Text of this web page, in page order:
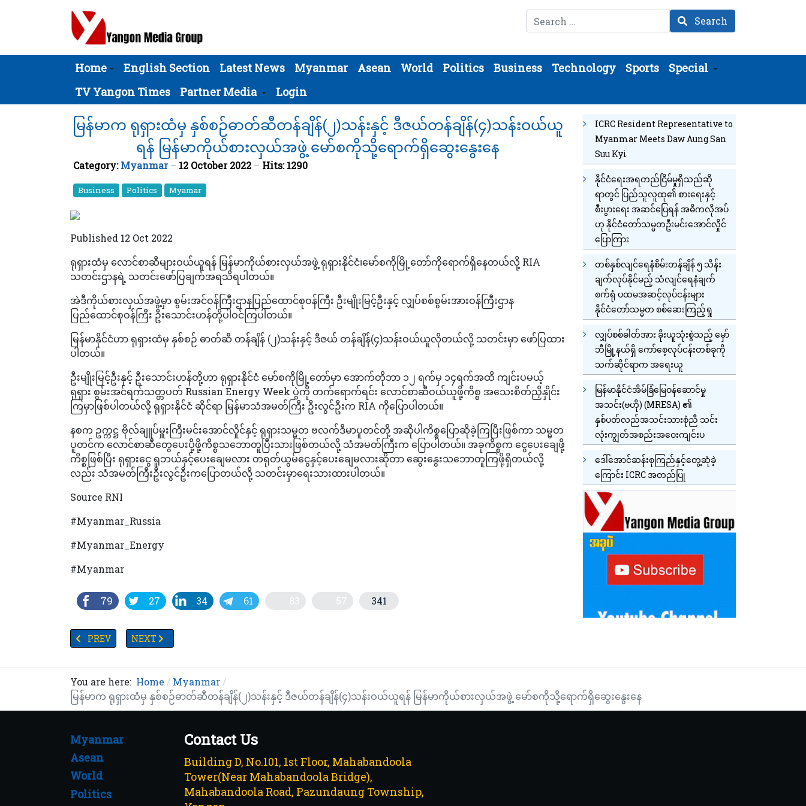
Search Search
Home English Section Latest News Myanmar Asean World Politics Business Technology Sports
Special
TV Yangon Times
Partner Media Login
မြန်မာက ရုရှားထံမှ နှစ်စဉ်ဓာတ်ဆီတန်ချိန်(၂)သန်းနှင့် ဒီဇယ်တန်ချိန်(၄)သန်းဝယ်ယူ
ရန် မြန်မာကိုယ်စားလှယ်အဖွဲ့ မော်စကိုသို့ရောက်ရှိဆွေးနွေးနေ
Category:Myanmar 12 October 2022 Hits: 1290
Business Politics Myamar
Published 12 Oct 2022
ရုရှားထံမှ လောင်စာဆီများဝယ်ယူရန် မြန်မာကိုယ်စားလှယ်အဖွဲ့ ရုရှားနိုင်ငံ၊မော်စကိုမြို့တော်ကိုရောက်ရှိနေတယ်လို့ RIA
သတင်းဌာနရဲ့ သတင်းဖော်ပြချက်အရသိရပါတယ်။
အဲဒီကိုယ်စားလှယ်အဖွဲ့မှာ စွမ်းအင်ဝန်ကြီးဌာနပြည်ထောင်စုဝန်ကြီး ဦးမျိုးမြင့်ဦးနှင့် လျှပ်စစ်စွမ်းအားဝန်ကြီးဌာန
ပြည်ထောင်စုဝန်ကြီး ဦးသောင်းဟန်တို့ပါဝင်ကြပါတယ်။
မြန်မာနိုင်ငံဟာ ရုရှားထံမှ နှစ်စဉ် ဓာတ်ဆီ တန်ချိန် (၂)သန်းနှင့် ဒီဇယ် တန်ချိန်(၄)သန်းဝယ်ယူလိုတယ်လို့ သတင်းမှာ ဖော်ပြထား
ပါတယ်။
ဦးမျိုးမြင့်ဦးနှင့် ဦးသောင်းဟန်တို့ဟာ ရုရှားနိုင်ငံ မော်စကိုမြို့တော်မှာ အောက်တိုဘာ ၁၂ ရက်မှ ၁၄ရက်အထိ ကျင်းပမယ့်
ရုရှား စွမ်းအင်ရက်သတ္တပတ် Russian Energy Week ပွဲကို တက်ရောက်ရင်း လောင်စာဆီဝယ်ယူဖို့ကိစ္စ အသေးစိတ်ညှိနှိုင်း
ကြမှာဖြစ်ပါတယ်လို့ ရုရှားနိုင်ငံ ဆိုင်ရာ မြန်မာသံအမတ်ကြီး ဦးလွင်ဦးက RIA ကိုပြောပါတယ်။
နစက ဥက္ကဋ္ဌ ဗိုလ်ချူပ်မှူးကြီးမင်းအောင်လှိုင်နှင့် ရုရှားသမ္မတ ဗလက်ဒီမာပူတင်တို့ အဆိုပါကိစ္စပြောဆိုခဲ့ကြပြီးဖြစ်ကာ သမ္မတ
ပူတင်က လောင်စာဆီတွေပေးပို့ဖို့ကိစ္စသဘောတူပြီးသားဖြစ်တယ်လို့ သံအမတ်ကြီးက ပြောပါတယ်။ အခုကိစ္စက ငွေပေးချေဖို့
ကိစ္စဖြစ်ပြီး ရုရှားငွေ ရူဘယ်နှင့်ပေးချေမလား တရုတ်ယွမ်ငွေနှင့်ပေးချေမလားဆိုတာ ဆွေးနွေးသဘောတူကြဖို့ရှိတယ်လို့
လည်း သံအမတ်ကြီးဦးလွင်ဦးကပြောတယ်လို့ သတင်းမှာရေးသားထားပါတယ်။
Source RNI
#Myanmar_Russia
#Myanmar_Energy
#Myanmar
79 27 34 61 83 57 341
PREVIOUS ARTICLE: TV YANGON TIMES ရဲ့နေ့စဉ်သတင်းအစီအစဉ် (တိုက်ရိုက်)
PREV NEXT ARTICLE: သီလဝါဆိပ်ကမ်း၌ စက်သုံးဆီဂါလန် ၉ သန်းကျော်ဆီချနေ
NEXT
ICRC Resident Representative to
Myanmar Meets Daw Aung San
Suu Kyi
နိုင်ငံရေးအရတည်ငြိမ်မှုရှိသည်ဆို
ရာတွင် ပြည်သူလူထု၏ စားရေးနှင့်
စီးပွားရေး အဆင်ပြေရန် အဓိကလိုအပ်
ဟု နိုင်ငံတော်သမ္မတဦးမင်းအောင်လှိုင်
ပြောကြား
တစ်နှစ်လျင်ရေနံစိမ်းတန်ချိန် ၅ သိန်း
ချက်လုပ်နိုင်မည့် သံလျင်ရေနံချက်
စက်ရုံ ပထမအဆင့်လုပ်ငန်းများ
နိုင်ငံတော်သမ္မတ စစ်ဆေးကြည့်ရှု
လျှပ်စစ်ဓါတ်အား ခိုးယူသုံးစွဲသည့် မှော်
ဘီမြို့နယ်ရှိ ကော်စေ့လုပ်ငန်းတစ်ခုကို
သက်ဆိုင်ရာက အရေးယူ
မြန်မာနိုင်ငံအိမ်ခြံမြေဝန်ဆောင်မှု
အသင်း(ဗဟို) (MRESA) ၏
နှစ်ပတ်လည်အသင်းသားစုံညီ သင်း
လုံးကျွတ်အစည်းအဝေးကျင်းပ
ဒေါ်အောင်ဆန်းစုကြည်နှင့်တွေ့ဆုံခဲ့
ကြောင်း ICRC အတည်ပြု
You are here: Home
Myanmar
မြန်မာက ရုရှားထံမှ နှစ်စဉ်ဓာတ်ဆီတန်ချိန်(၂)သန်းနှင့် ဒီဇယ်တန်ချိန်(၄)သန်းဝယ်ယူရန် မြန်မာကိုယ်စားလှယ်အဖွဲ့ မော်စကိုသို့ရောက်ရှိဆွေးနွေးနေ
Myanmar
Asean
World
Politics
Contact Us
Building D, No.101, 1st Floor, Mahabandoola
Tower(Near Mahabandoola Bridge),
Mahabandoola Road, Pazundaung Township,